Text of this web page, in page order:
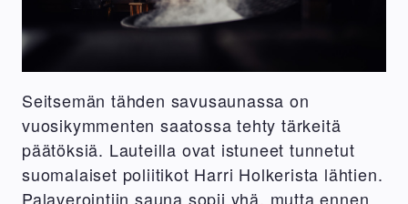
Seitsemän tähden savusaunassa on
vuosikymmenten saatossa tehty tärkeitä
päätöksiä. Lauteilla ovat istuneet tunnetut
suomalaiset poliitikot Harri Holkerista lähtien.
Palaverointiin sauna sopii yhä, mutta ennen